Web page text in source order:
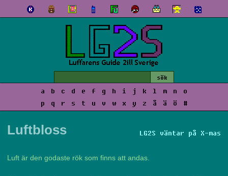
a b c d e f g h i j k l m n
o
p
q r s t u v w x y z å ä ö #
LG2S väntar på X-mas
Luftbloss
Luft är den godaste rök som finns att andas.